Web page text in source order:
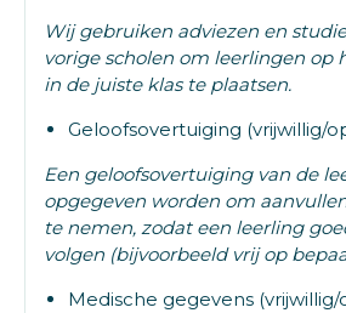
Wij gebruiken adviezen en
vorige scholen om leerlingen op
in de juiste klas te plaatsen.
Geloofsovertuiging (vrijwillig/
Een geloofsovertuiging van de
opgegeven worden om
te nemen, zodat een leerling
volgen (bijvoorbeeld vrij op
Medische gegevens